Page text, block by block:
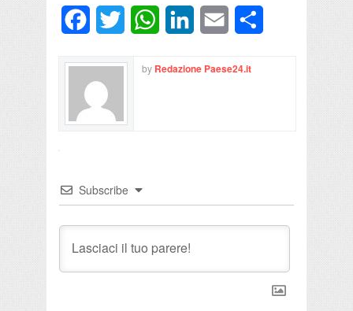
FacebookTwitter WhatsAppLinkedInEmail
by Redazione Paese24.it
Subscribe